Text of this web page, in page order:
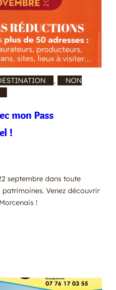
,
NON
mon Pass
!
septembre dans toute
patrimoines. Venez découvrir
!